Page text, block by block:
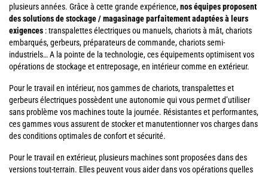
plusieurs années. Grâce à cette grande expérience,nos équipes proposent
des solutions de stockage / magasinage parfaitement adaptées à leurs
exigences : transpalettes électriques ou manuels, chariots à mât, chariots
embarqués, gerbeurs, préparateurs de commande, chariots semi-
industriels… A la pointe de la technologie, ces équipements optimisent vos
opérations de stockage et entreposage, en intérieur comme en extérieur.
Pour le travail en intérieur, nos gammes de chariots, transpalettes et
gerbeurs électriques possèdent une autonomie qui vous permet d’utiliser
sans problème vos machines toute la journée. Résistantes et performantes,
ces gammes vous assurent de stocker et manutentionner vos charges dans
des conditions optimales de confort et sécurité.
Pour le travail en extérieur, plusieurs machines sont proposées dans des
versions tout-terrain. Elles peuvent vous aider dans vos opérations quelles